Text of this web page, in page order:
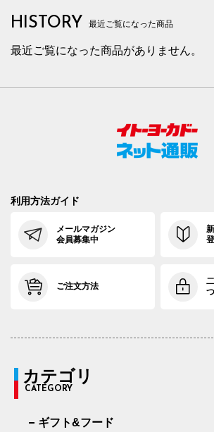
HISTORY 最近ご覧になった商品
最近ご覧になった商品がありません。
利用方法ガイド
メールマガジン
会員募集中
ご注文方法
カテゴリ
CATEGORY
ギフト&フード